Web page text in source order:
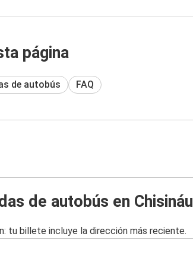
página
de autobús FAQ
de autobús en Chisináu
tu billete incluye la dirección más reciente.